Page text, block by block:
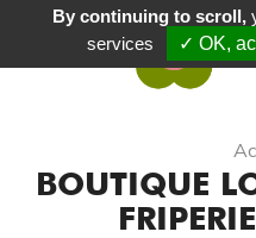
BOUTIQUE
By continuing to scroll,
services
✓ OK,